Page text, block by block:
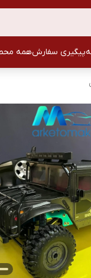
پیگیری سفارشهمه